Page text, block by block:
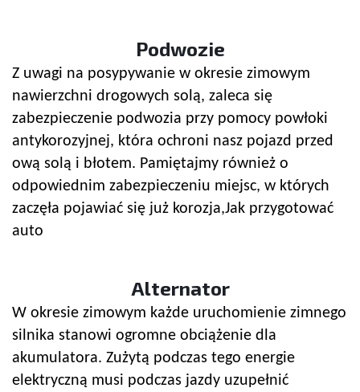
Podwozie
Z uwagi na posypywanie w okresie zimowym
nawierzchni drogowych solą, zaleca się
zabezpieczenie podwozia przy pomocy powłoki
antykorozyjnej, która ochroni nasz pojazd przed
ową solą i błotem. Pamiętajmy również o
odpowiednim zabezpieczeniu miejsc, w których
zaczęła pojawiać się już korozja,Jak przygotować
auto
Alternator
W okresie zimowym każde uruchomienie zimnego
silnika stanowi ogromne obciążenie dla
akumulatora. Zużytą podczas tego energie
elektryczną musi podczas jazdy uzupełnić